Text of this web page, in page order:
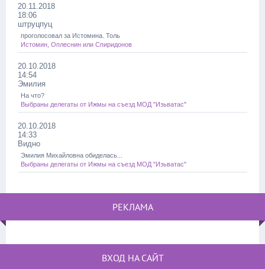
20.11.2018
18:06
штруцпуц
проголосовал за Истомина. Толь
Истомин, Оплеснин или Спиридонов
20.10.2018
14:54
Эмилия
На что?
Выбраны делегаты от Ижмы на съезд МОД "Изьватас"
20.10.2018
14:33
Видно
Эмилия Михайловна обиделась...
Выбраны делегаты от Ижмы на съезд МОД "Изьватас"
РЕКЛАМА
ВХОД НА САЙТ